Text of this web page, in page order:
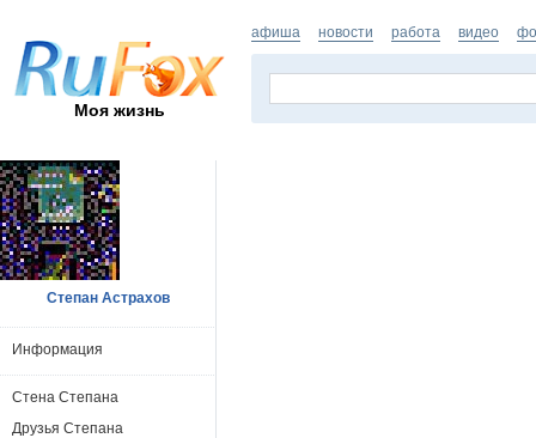
Моя жизнь
афиша новости работа видео
Степан Астрахов
Информация
Стена Степана
Друзья Степана